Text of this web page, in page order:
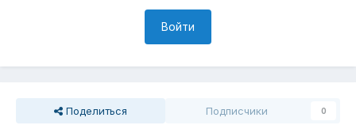
Войти
Поделиться Подписчики 0